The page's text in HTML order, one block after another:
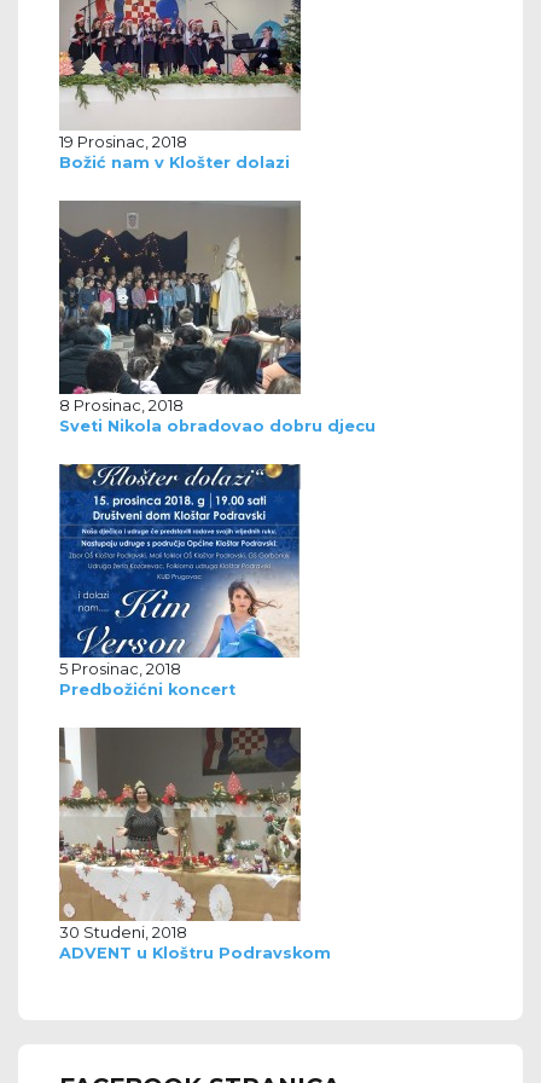
19 Prosinac, 2018
Božić nam v Klošter dolazi
8 Prosinac, 2018
Sveti Nikola obradovao dobru djecu
5 Prosinac, 2018
Predbožićni koncert
30 Studeni, 2018
ADVENT u Kloštru Podravskom